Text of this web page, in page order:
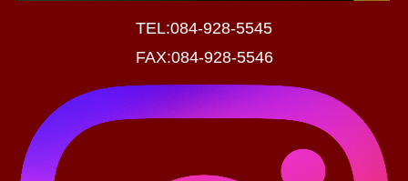
TEL:084-928-5545
FAX:084-928-5546